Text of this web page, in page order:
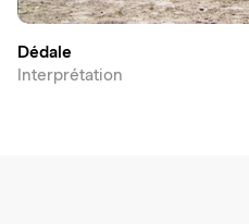
Dédale
Interprétation